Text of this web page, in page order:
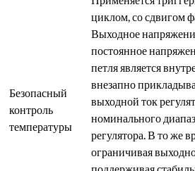
искусственным
самонастройки и
без
функцией
нагревом и
программируемые/
пауза и остановка.
времени во время
подгонки кривых,
кривыми.